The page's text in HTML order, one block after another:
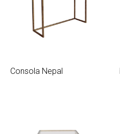
Consola Nepal